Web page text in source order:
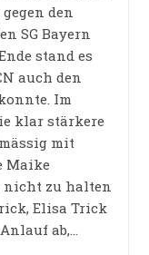
den
SG Bayern
stand es
auch den
Im
klar stärkere
mit
Maike
nicht zu halten
Elisa Trick
ab,…